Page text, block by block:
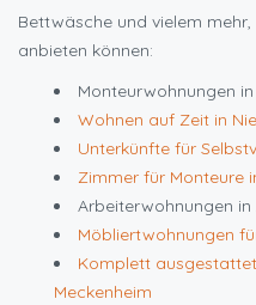
Bettwäsche und vielem mehr,
anbieten können:
Monteurwohnungen
Wohnen auf Zeit in
Unterkünfte für
Zimmer für Monteure
Arbeiterwohnungen in
Möbliertwohnungen
Komplett
Meckenheim